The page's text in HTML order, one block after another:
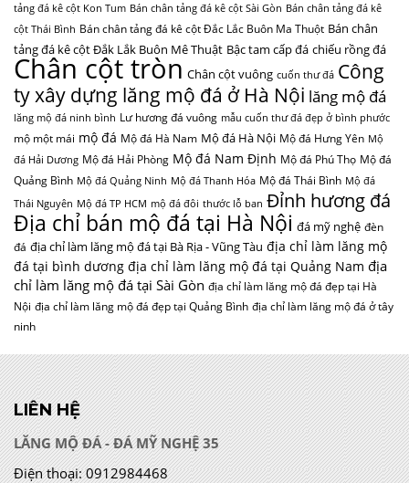
tảng đá kê cột Kon Tum Bán chân tảng đá kê cột Sài Gòn Bán chân tảng đá kê
cột Thái Bình Bán chân tảng đá kê cột Đắc Lắc Buôn Ma Thuột Bán chân
tảng đá kê cột Đắk Lắk Buôn Mê Thuật Bậc tam cấp đá chiếu rồng đá
Chân cột tròn Chân cột vuông cuốn thư đá Công
ty xây dựng lăng mộ đá ở Hà Nội lăng mộ đá
lăng mộ đá ninh bình Lư hương đá vuông mẫu cuốn thư đá đẹp ở bình phước
mộ một mái mộ đá Mộ đá Hà Nam Mộ đá Hà Nội Mộ đá Hưng Yên Mộ
đá Hải Dương Mộ đá Hải Phòng Mộ đá Nam Định Mộ đá Phú Thọ Mộ đá
Quảng Bình Mộ đá Quảng Ninh Mộ đá Thanh Hóa Mộ đá Thái Bình Mộ đá
Thái Nguyên Mộ đá TP HCM mộ đá đôi thước lỗ ban Đỉnh hương đá
Địa chỉ bán mộ đá tại Hà Nội đá mỹ nghệ đèn
đá địa chỉ làm lăng mộ đá tại Bà Rịa - Vũng Tàu địa chỉ làm lăng mộ
đá tại bình dương địa chỉ làm lăng mộ đá tại Quảng Nam địa
chỉ làm lăng mộ đá tại Sài Gòn địa chỉ làm lăng mộ đá đẹp tại Hà
Nội địa chỉ làm lăng mộ đá đẹp tại Quảng Bình địa chỉ làm lăng mộ đá ở tây
ninh
LIÊN HỆ
LĂNG MỘ ĐÁ - ĐÁ MỸ NGHỆ 35
Điện thoại: 0912984468